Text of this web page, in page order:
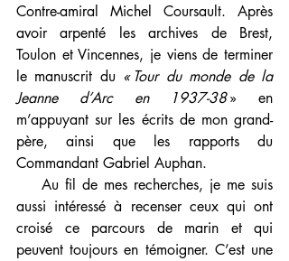
Contre-amiral Michel Coursault. Après
avoir arpenté les archives de Brest,
Toulon et Vincennes, je viens de terminer
le manuscrit du « Tour du monde de la
Jeanne d’Arc en 1937-38 » en
m’appuyant sur les écrits de mon grand-
père, ainsi que les rapports du
Commandant Gabriel Auphan.
aussi intéressé à recenser ceux qui ont
croisé ce parcours de marin et qui
peuvent toujours en témoigner. C’est une